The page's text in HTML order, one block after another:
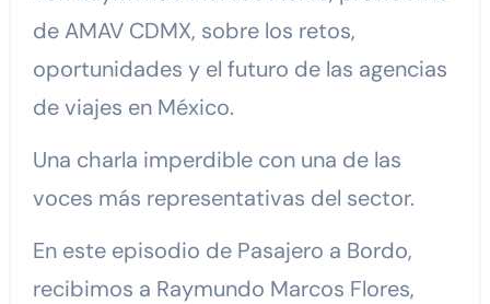
de AMAV CDMX, sobre los retos,
oportunidades y el futuro de las agencias
de viajes en México.
Una charla imperdible con una de las
voces más representativas del sector.
En este episodio de Pasajero a Bordo,
recibimos a Raymundo Marcos Flores,